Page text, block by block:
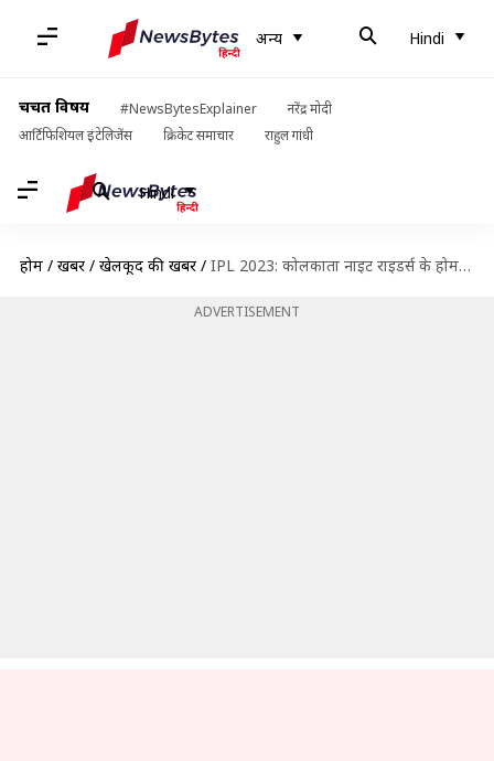
अन्य Hindi
चर्चित विषय #NewsBytesExplainer
नरेंद्र मोदी
आर्टिफिशियल इंटेलिजेंस
क्रिकेट समाचार राहुल गांधी
Hindi
होम / खबरें / खेलकूद की खबरें / IPL 2023: कोलकाता नाइट राइडर्स के होम मैचों के टिकटों की बिक्री शुरू, इतनी है कीमत
ADVERTISEMENT